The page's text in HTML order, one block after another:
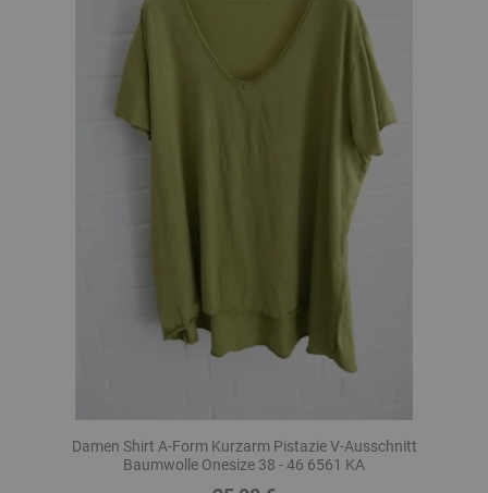
Damen Shirt A-Form Kurzarm Pistazie V-Ausschnitt
Baumwolle Onesize 38 - 46 6561 KA